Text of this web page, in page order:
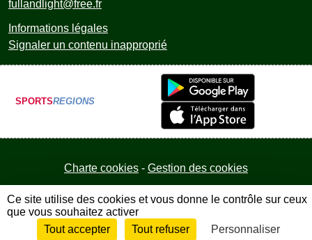
fullandlight@free.fr
Informations légales
Signaler un contenu inapproprié
SPORTSREGIONS
Charte cookies Gestion des cookies
Envie de participer ? Connexion
Ce site utilise des cookies et vous donne le contrôle sur ceux
que vous souhaitez activer
Tout accepter
Tout refuser Personnaliser